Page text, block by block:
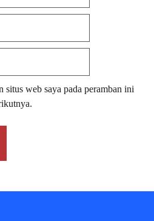
situs web saya pada peramban ini